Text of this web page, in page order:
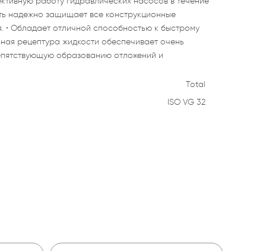
надежно защищает все конструкционные
• Обладает отличной способностью к быстрому
рецептура жидкости обеспечивает очень
образованию отложений и
Total
ISO VG 32